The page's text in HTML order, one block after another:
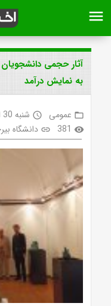
menu
آثار حجمی
به نمایش درآمد
folder_open عمومی access_time شنبه 30 اردیبهشت 1402 ساعت 9:1
visibility
381
link دانشگاه